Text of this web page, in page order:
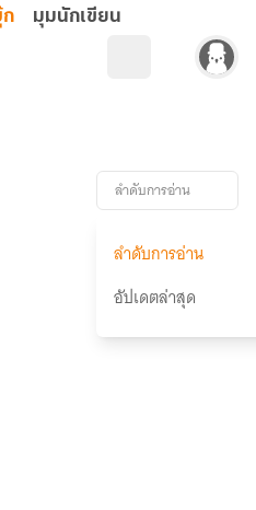
มุมนักเขียน
ลำดับการอ่าน
ลำดับการอ่าน
อัปเดตล่าสุด